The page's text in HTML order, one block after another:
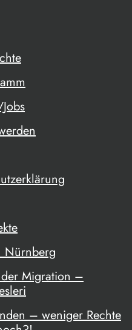
Nürnberg
Migration –
– weniger Rechte